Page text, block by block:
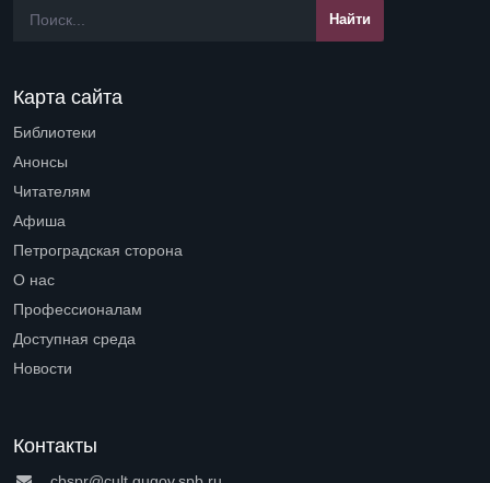
Карта сайта
Библиотеки
Анонсы
Читателям
Афиша
Петроградская сторона
О нас
Профессионалам
Доступная среда
Новости
Контакты